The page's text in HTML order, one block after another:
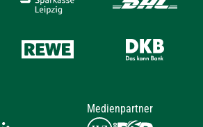
Medienpartner